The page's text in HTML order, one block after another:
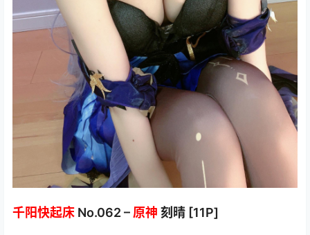
千阳快起床 No.062 – 原神 刻晴 [11P]